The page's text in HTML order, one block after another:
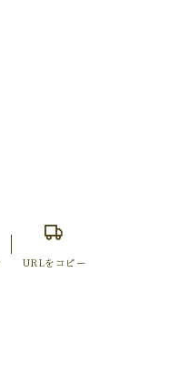
URLをコピー